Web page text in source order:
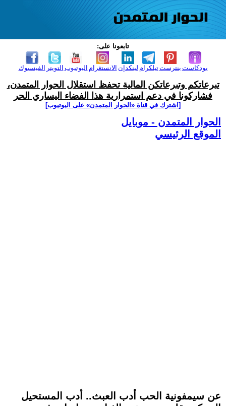
تابعونا على:
الفيسبوك التويتر اليوتيوب الانستغرام لينكدإن تيلكرامبنترست بودكاست
تبرعاتكم وتبرعاتكن المالية تحفظ استقلال الحوار المتمدن،
فشاركونا في دعم استمرارية هذا الفضاء اليساري الحر
[اشترك في قناة ‫«الحوار المتمدن» على اليوتيوب]
الحوار المتمدن - موبايل
الموقع الرئيسي
عن سيمفونية الحب أدب العبث.. أدب المستحيل